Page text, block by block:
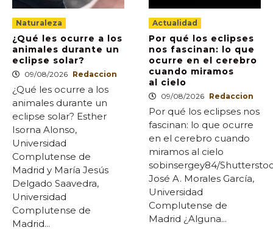
Naturaleza
¿Qué les ocurre a los
animales durante un
eclipse solar?
09/08/2026 Redaccion
¿Qué les ocurre a los
animales durante un
eclipse solar? Esther
Isorna Alonso,
Universidad
Complutense de
Madrid y María Jesús
Delgado Saavedra,
Universidad
Complutense de
Madrid...
Actualidad
Por qué los eclipses
nos fascinan: lo que
ocurre en el cerebro
cuando miramos
al cielo
09/08/2026 Redaccion
Por qué los eclipses nos
fascinan: lo que ocurre
en el cerebro cuando
miramos al cielo
sobinsergey84/
José A. Morales García,
Universidad
Complutense de
Madrid ¿Alguna...